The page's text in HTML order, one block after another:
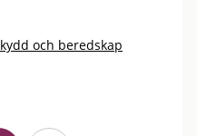
och beredskap